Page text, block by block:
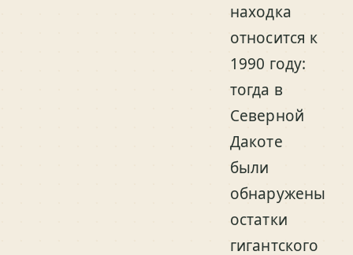
находка
относится к
1990 году:
тогда в
Северной
Дакоте
были
обнаружены
остатки
гигантского